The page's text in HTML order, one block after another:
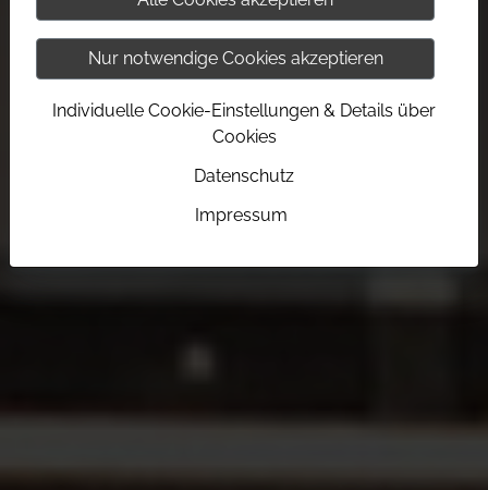
Nur notwendige Cookies akzeptieren
Individuelle Cookie-Einstellungen & Details über
Cookies
Datenschutz
Impressum